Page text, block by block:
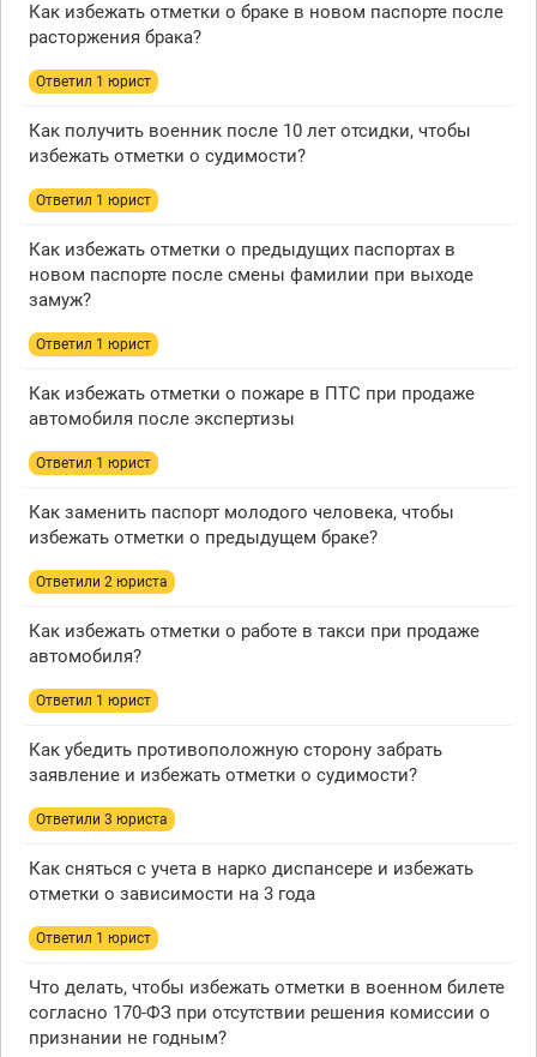
Как избежать отметки о браке в новом паспорте после
расторжения брака?
Ответил 1 юрист
Как получить военник после 10 лет отсидки, чтобы
избежать отметки о судимости?
Ответил 1 юрист
Как избежать отметки о предыдущих паспортах в
новом паспорте после смены фамилии при выходе
замуж?
Ответил 1 юрист
Как избежать отметки о пожаре в ПТС при продаже
автомобиля после экспертизы
Ответил 1 юрист
Как заменить паспорт молодого человека, чтобы
избежать отметки о предыдущем браке?
Ответили 2 юристa
Как избежать отметки о работе в такси при продаже
автомобиля?
Ответил 1 юрист
Как убедить противоположную сторону забрать
заявление и избежать отметки о судимости?
Ответили 3 юристa
Как сняться с учета в нарко диспансере и избежать
отметки о зависимости на 3 года
Ответил 1 юрист
Что делать, чтобы избежать отметки в военном билете
согласно 170-ФЗ при отсутствии решения комиссии о
признании не годным?